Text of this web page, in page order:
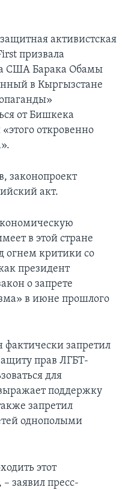
активистская
призвала
США Барака Обамы
в Кыргызстане
от Бишкека
откровенно
законопроект
акт.
в этой стране
огнем критики со
президент
о запрете
в июне прошлого
запретил
прав ЛГБТ-
для
поддержку
запретил
однополыми
этот
заявил пресс-